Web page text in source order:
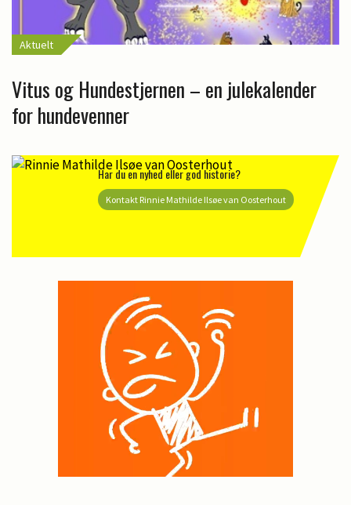
Aktuelt
Vitus og Hundestjernen – en julekalender
for hundevenner
Har du en nyhed eller god historie?
Kontakt Rinnie Mathilde Ilsøe van Oosterhout